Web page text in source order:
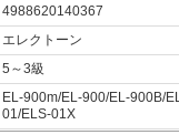
4988620140367
エレクトーン
5～3級
EL-900m/EL-900/EL-900B/
01/ELS-01X